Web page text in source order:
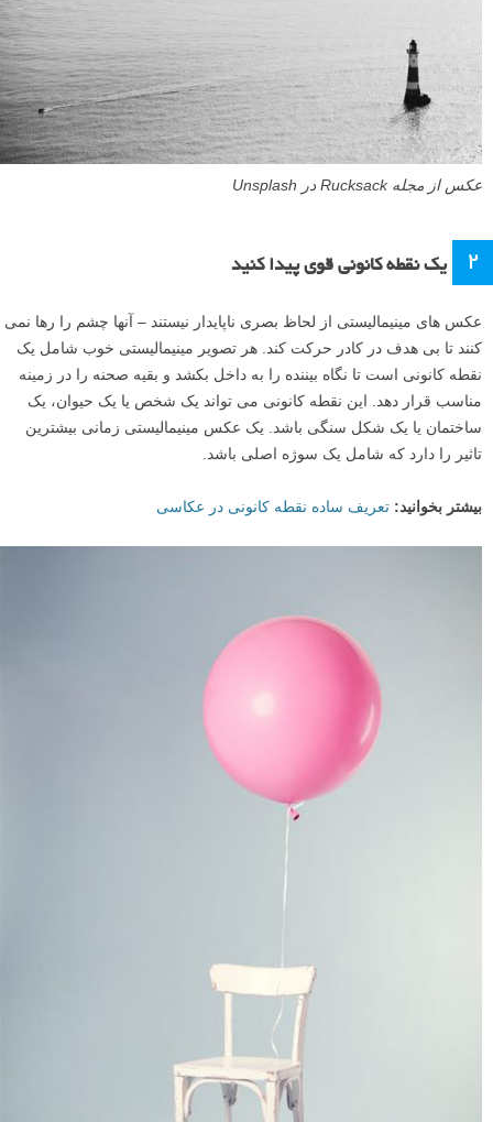
عکس از مجله Rucksack در Unsplash
2 یک نقطه کانونی قوی پیدا کنید
عکس های مینیمالیستی از لحاظ بصری ناپایدار نیستند – آنها چشم را رها نمی
کنند تا بی هدف در کادر حرکت کند. هر تصویر مینیمالیستی خوب شامل یک
نقطه کانونی است تا نگاه بیننده را به داخل بکشد و بقیه صحنه را در زمینه
مناسب قرار دهد. این نقطه کانونی می تواند یک شخص یا یک حیوان، یک
ساختمان یا یک شکل سنگی باشد. یک عکس مینیمالیستی زمانی بیشترین
تاثیر را دارد که شامل یک سوژه اصلی باشد.
بیشتر بخوانید: تعریف ساده نقطه کانونی در عکاسی